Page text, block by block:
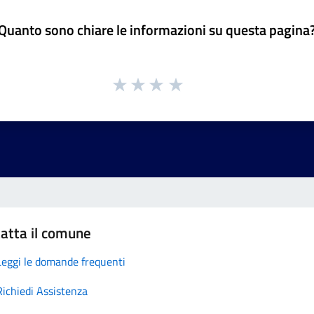
sono chiare le informazioni su questa
il comune
le domande frequenti
Assistenza